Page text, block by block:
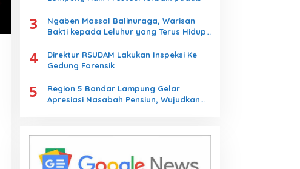
3
Ngaben Massal Balinuraga, Warisan
Bakti kepada Leluhur yang Terus Hidup
4
Direktur RSUDAM Lakukan Inspeksi Ke
Gedung Forensik
5
Region 5 Bandar Lampung Gelar
Apresiasi Nasabah Pensiun, Wujudkan